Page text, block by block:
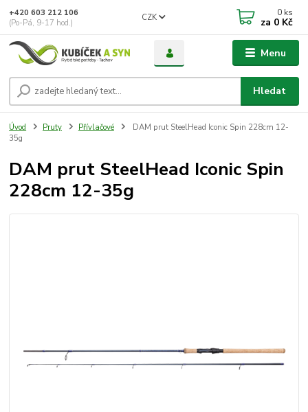
Menu
CZK
Hledat
+420 603 212 106
(Po-Pá, 9-17 hod.)
0 ks
za 0 Kč
Úvod Pruty Přívlačové
DAM prut SteelHead Iconic Spin 228cm 12-
35g
DAM prut SteelHead Iconic Spin
228cm 12-35g